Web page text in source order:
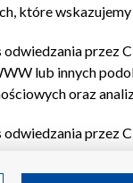
które
przez
lub innych
oraz
przez
celów i funkcji: